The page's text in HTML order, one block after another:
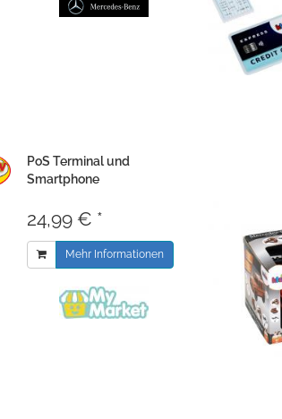
PoS Terminal und
Smartphone
24,99 € *
Mehr Informationen